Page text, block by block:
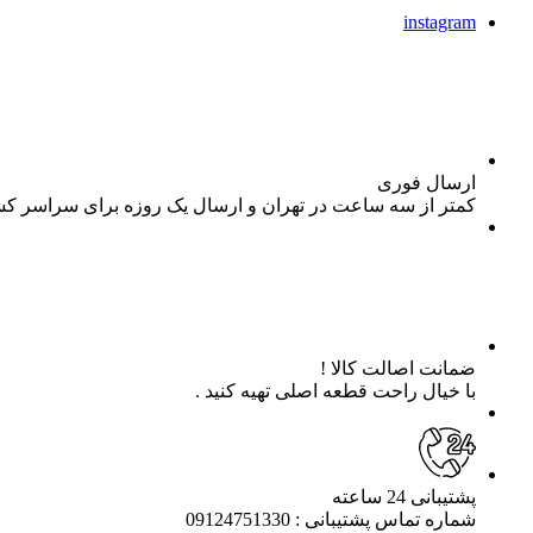
instagram
ارسال فوری
کمتر از سه ساعت در تهران و ارسال یک روزه برای سراسر
ضمانت اصالت کالا !
با خیال راحت قطعه اصلی تهیه کنید .
پشتیبانی 24 ساعته
شماره تماس پشتیبانی : 09124751330